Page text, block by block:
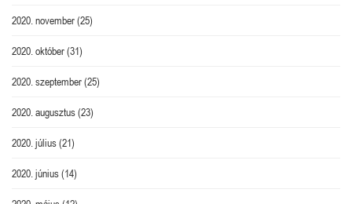
2020. november(25)
2020. október(31)
2020. szeptember(25)
2020. augusztus(23)
2020. július(21)
2020. június(14)